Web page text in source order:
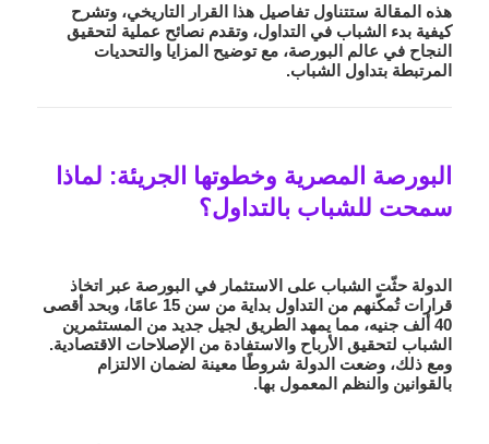
هذه المقالة ستتناولتفاصيل هذا القرار التاريخي، وتشرح
كيفية بدء الشباب في التداول، وتقدمنصائح عملية لتحقيق
النجاح في عالم البورصة، مع توضيح المزايا والتحديات
المرتبطة بتداول الشباب.
البورصة المصرية وخطوتها الجريئة: لماذا
سمحت للشباب بالتداول؟
الدولة حثّت الشباب على الاستثمار في البورصة عبر اتخاذ
قرارات تُمكّنهم من التداول بداية من سن 15 عامًا، وبحد أقصى
40 ألف جنيه، مما يمهد الطريق لجيل جديد من المستثمرين
الشباب لتحقيق الأرباح والاستفادة من الإصلاحات الاقتصادية.
ومع ذلك، وضعت الدولة شروطًا معينة لضمان الالتزام
بالقوانين والنظم المعمول بها.